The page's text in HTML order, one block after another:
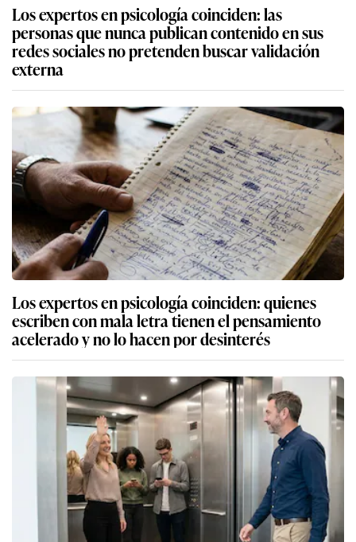
Los expertos en psicología coinciden: las
personas que nunca publican contenido en sus
redes sociales no pretenden buscar validación
externa
Los expertos en psicología coinciden: quienes
escriben con mala letra tienen el pensamiento
acelerado y no lo hacen por desinterés